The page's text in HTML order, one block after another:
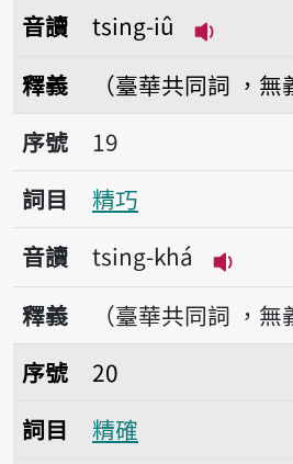
音讀
tsing-iû
釋義
（臺華共同詞 ，無
序號19精巧
序號
19
詞目
精巧
音讀
tsing-khá
播放
釋義
（臺華共同詞 ，無
序號20精確
序號
20
詞目
精確